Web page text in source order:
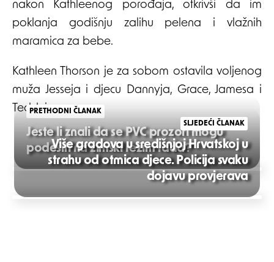
nakon Kathleenog porođaja, otkrivši da im
poklanja godišnju zalihu pelena i vlažnih
maramica za bebe.
Kathleen Thorson je za sobom ostavila voljenog
muža Jesseja i djecu Dannyja, Grace, Jamesa i
Teddyja.
Post
navigation
PRETHODNI ČLANAK
Jeste li znali da se PVC prozori mogu
podesiti na zimski režim rada?
SLJEDEĆI ČLANAK
Više gradova u središnjoj Hrvatskoj u
strahu od otmica djece. Policija svaku
dojavu provjerava